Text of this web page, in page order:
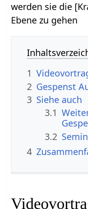
werden sie die
Ebene zu gehen
1
2
3 Siehe auch
3.1
3.2
4